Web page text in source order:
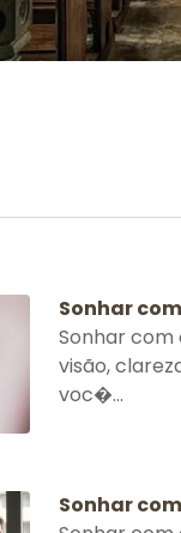
Sonhar
Sonhar
visão,
voc�...
Sonhar